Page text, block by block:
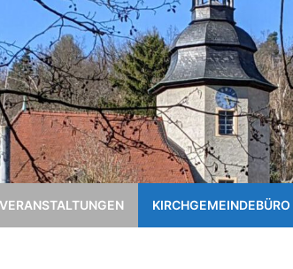
VERANSTALTUNGEN KIRCHGEMEINDEBÜRO